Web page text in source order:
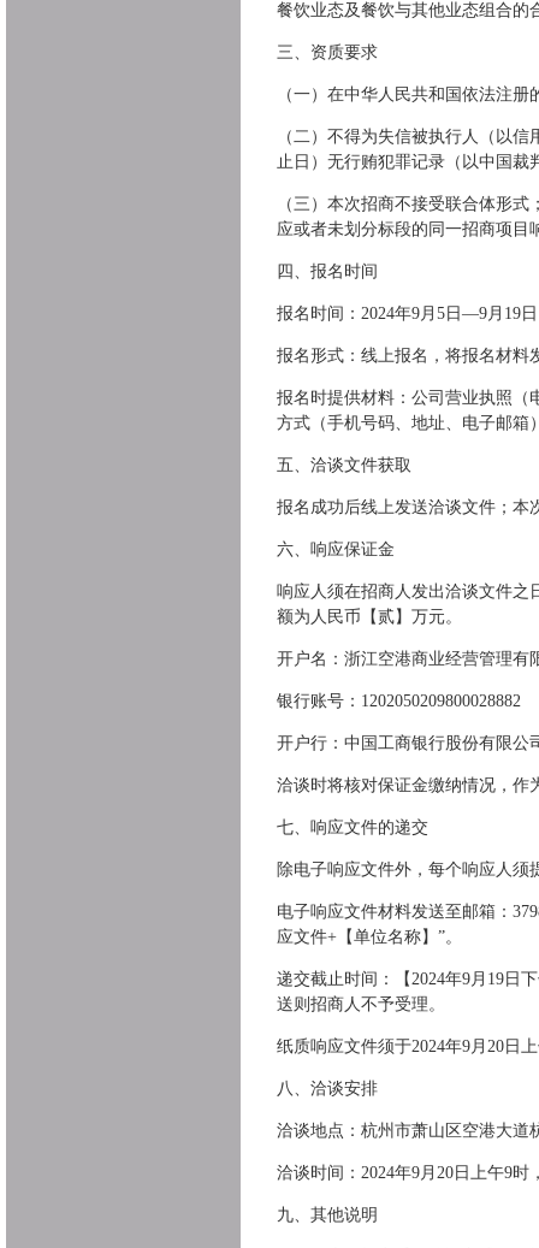
餐饮业态及餐饮与其他业态组合的
三、资质要求
（一）在中华人民共和国依法注
（二）不得为失信被执行人（以信
止日）无行贿犯罪记录（以中国裁
（三）本次招商不接受联合体形
应或者未划分标段的同一招商项目
四、报名时间
报名时间：2024年9月5日—9月19日
报名形式：线上报名，将报名材料
报名时提供材料：公司营业执照（
方式（手机号码、地址、电子邮箱
五、洽谈文件获取
报名成功后线上发送洽谈文件；本
六、响应保证金
响应人须在招商人发出洽谈文件之
额为人民币【贰】万元。
开户名：浙江空港商业经营管理有
银行账号：1202050209800028882
开户行：中国工商银行股份有限公
洽谈时将核对保证金缴纳情况，作
七、响应文件的递交
除电子响应文件外，每个响应人须
电子响应文件材料发送至邮箱：
应文件+【单位名称】”。
递交截止时间：【2024年9月19日
送则招商人不予受理。
纸质响应文件须于2024年9月20日
八、洽谈安排
洽谈地点：杭州市萧山区空港大道
洽谈时间：2024年9月20日上午9
九、其他说明